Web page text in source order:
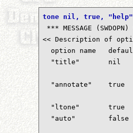
tone nil, true,
*** MESSAGE
<< Description of
  option name	default value	# description:
  "title"	nil	# Title of the figure(if nil, internally
  "annotate"	true	# if false, do not put texts on the right
  "ltone"	true	# Same as udpack parameter ltone
  "auto"	false	# Swith DCL.uetone and DCL.uetonf depending on the